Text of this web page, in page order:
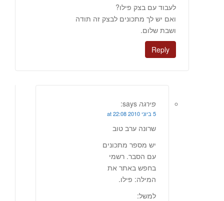
לעבוד עם בצק פילו?
ואם יש לך מתכונים לבצק זה תודה
ושבת שלום.
Reply
פירגה says:
5 ביוני 2010 at 22:08
שרונה ערב טוב
יש מספר מתכונים
עם הסבר. רשמי
בחפש באתר את
המילה: פילו.
למשל: